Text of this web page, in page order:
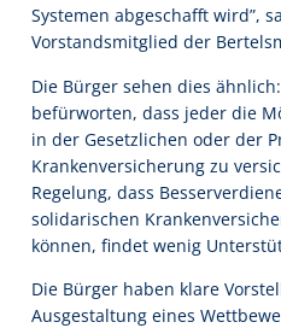
Systemen abgeschafft wird”,
Vorstandsmitglied der
Die Bürger sehen dies
befürworten, dass jeder die
in der Gesetzlichen oder der
Krankenversicherung zu
Regelung, dass
solidarischen
können, findet wenig
Die Bürger haben klare
Ausgestaltung eines